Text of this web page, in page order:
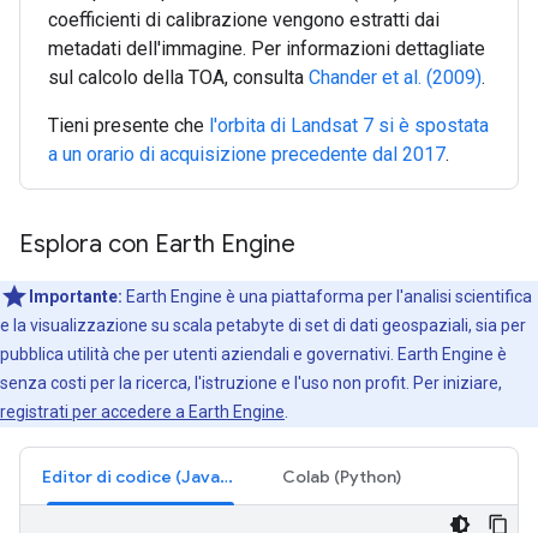
coefficienti di calibrazione vengono estratti dai
metadati dell'immagine. Per informazioni dettagliate
sul calcolo della TOA, consulta Chander et al. (2009).
Tieni presente che l'orbita di Landsat 7 si è spostata
a un orario di acquisizione precedente dal 2017.
Esplora con Earth Engine
Importante: Earth Engine è una piattaforma per l'analisi scientifica
e la visualizzazione su scala petabyte di set di dati geospaziali, sia per
pubblica utilità che per utenti aziendali e governativi. Earth Engine è
senza costi per la ricerca, l'istruzione e l'uso non profit. Per iniziare,
registrati per accedere a Earth Engine
Editor di codice (JavaScript) Colab (Python)